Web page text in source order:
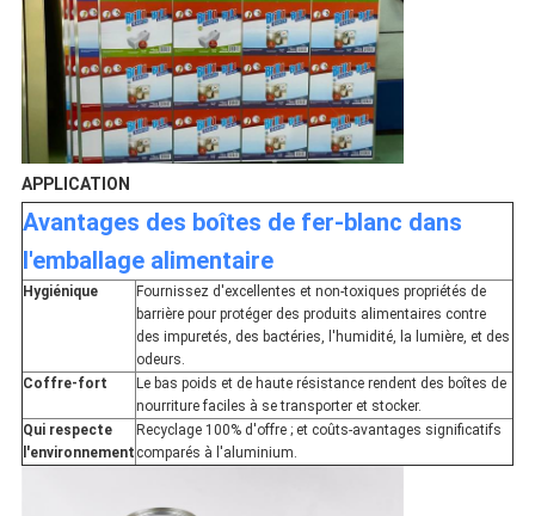
APPLICATION
Avantages des boîtes de fer-blanc dans
l'emballage alimentaire
Hygiénique
Fournissez d'excellentes et non-toxiques propriétés de
barrière pour protéger des produits alimentaires contre
des impuretés, des bactéries, l'humidité, la lumière, et des
odeurs.
Coffre-fort
Le bas poids et de haute résistance rendent des boîtes de
nourriture faciles à se transporter et stocker.
Qui respecte
l'environnement
Recyclage 100% d'offre ; et coûts-avantages significatifs
comparés à l'aluminium.